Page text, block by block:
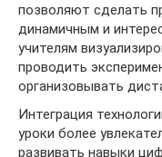
позволяют сделать
динамичным и
учителям
проводить
организовывать
Интеграция
уроки более
развивать навыки